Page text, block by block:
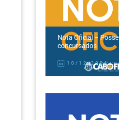
Nota Oficial – Posse
concursados
10/12/2024